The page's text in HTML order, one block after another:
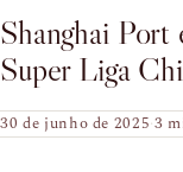
Shanghai Port
Super Liga
30 de junho de 2025·3